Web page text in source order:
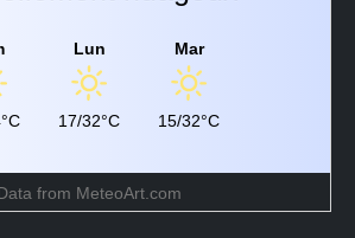
Lun
17/32°C
Mar
15/32°C
from MeteoArt.com